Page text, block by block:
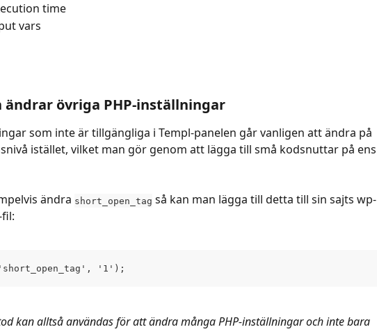
time
vars
ändrar övriga PHP-inställningar
som inte är tillgängliga i Templ-panelen går vanligen att ändra på
istället, vilket man gör genom att lägga till små kodsnuttar på ens
ändra short_open_tag så kan man lägga till detta till sin sajts wp-
'1');
kan alltså användas för att ändra många PHP-inställningar och inte bara